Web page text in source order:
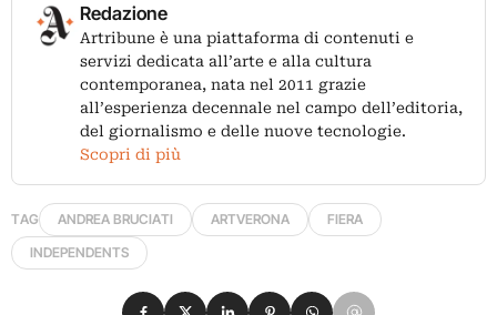
Redazione
Artribune è una piattaforma di contenuti e
servizi dedicata all’arte e alla cultura
contemporanea, nata nel 2011 grazie
all’esperienza decennale nel campo dell’editoria,
del giornalismo e delle nuove tecnologie.
Scopri di più
TAG ANDREA BRUCIATI ARTVERONA
FIERA
INDEPENDENTS
Condividi su Facebook
Condividi su X
Condividi su LinkedIn
Condividi su Pinterest
Condividi su WhatsApp
Condividi su Email